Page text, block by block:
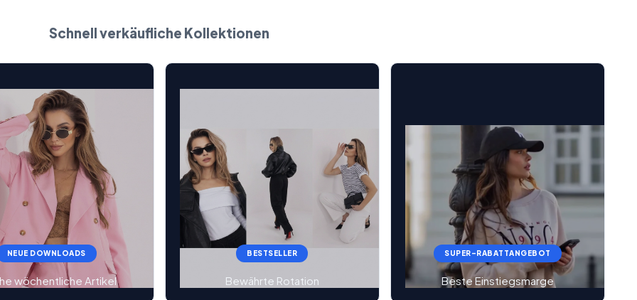
Schnell verkäufliche Kollektionen
NEUE DOWNLOADS
wöchentliche Artikel
BESTSELLER
Bewährte Rotation
SUPER-RABATTANGEBOT
Beste Einstiegsmarge